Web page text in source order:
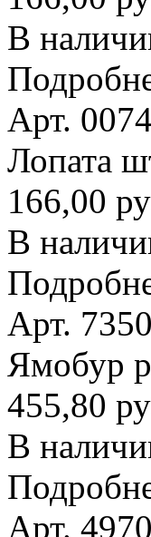
В
Арт. 0074
Лопата
166,00
В
Арт. 7350
Ямобур
455,80
В
Арт. 4970